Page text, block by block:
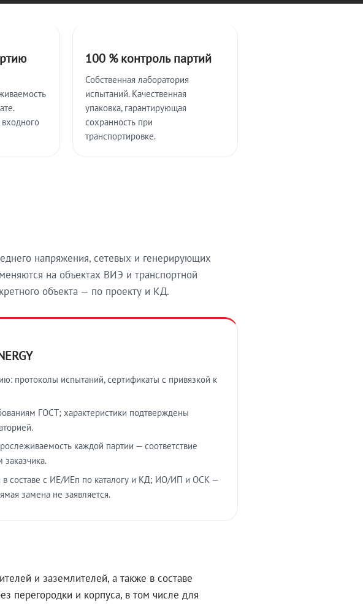
100 % контроль партий
Собственная лаборатория
испытаний. Качественная
упаковка, гарантирующая
сохранность при
транспортировке.
напряжения, сетевых и генерирующих
на объектах ВИЭ и транспортной
объекта — по проекту и КД.
протоколы испытаний, сертификаты с привязкой к
ГОСТ; характеристики подтверждены
каждой партии — соответствие
в составе с ИЕ/ИЕп по каталогу и КД; ИО/ИП и ОСК —
замена не заявляется.
и заземлителей, а также в составе
перегородки и корпуса, в том числе для